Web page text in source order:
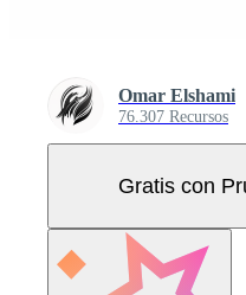
Omar Elshami
76.307 Recursos
Gratis con